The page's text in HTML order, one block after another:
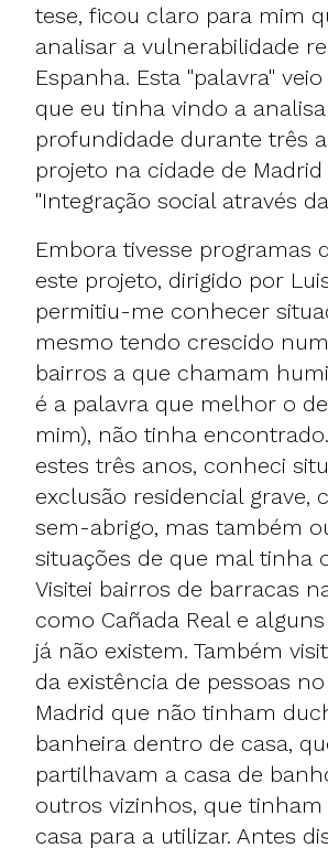
tese, ficou claro para mim
analisar a vulnerabilidade
Espanha. Esta "palavra"
que eu tinha vindo a
profundidade durante três
projeto na cidade de
"Integração social através
Embora tivesse programas
este projeto, dirigido por
permitiu-me conhecer
mesmo tendo crescido
bairros a que chamam
é a palavra que melhor o
mim), não tinha
estes três anos, conheci
exclusão residencial grave,
sem-abrigo, mas também
situações de que mal tinha
Visitei bairros de barracas
como Cañada Real e
já não existem. Também
da existência de pessoas
Madrid que não tinham
banheira dentro de casa,
partilhavam a casa de
outros vizinhos, que tinham
casa para a utilizar. Antes